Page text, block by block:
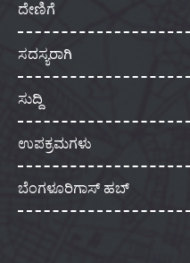
ದೇಣಿಗೆ
ಸದಸ್ಯರಾಗಿ
ಸುದ್ದಿ
ಉಪಕ್ರಮಗಳು
ಬೆಂಗಳೂರಿಗಾಸ್ ಹಬ್